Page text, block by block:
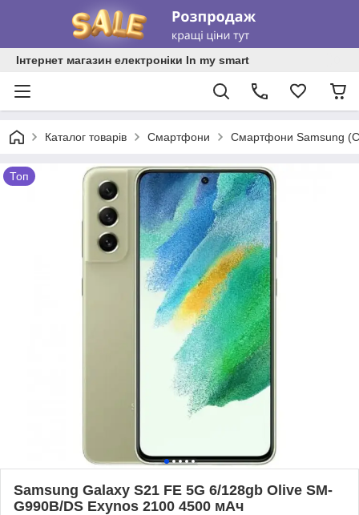
Інтернет магазин електроніки In my smart
Каталог товарів Смартфони Смартфони Samsung
Топ
Samsung Galaxy S21 FE 5G 6/128gb Olive SM-
G990B/DS Exynos 2100 4500 мАч